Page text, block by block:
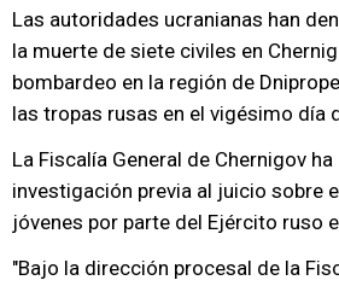
Las autoridades ucranianas han
la muerte de siete civiles en
bombardeo en la región de
las tropas rusas en el vigésimo día
La Fiscalía General de Chernigov
investigación previa al juicio sobre
jóvenes por parte del Ejército ruso
"Bajo la dirección procesal de la